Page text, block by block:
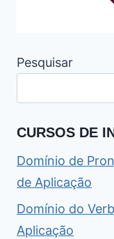
Pesquisar
CURSOS DE
Domínio de
de Aplicação
Domínio do
Aplicação